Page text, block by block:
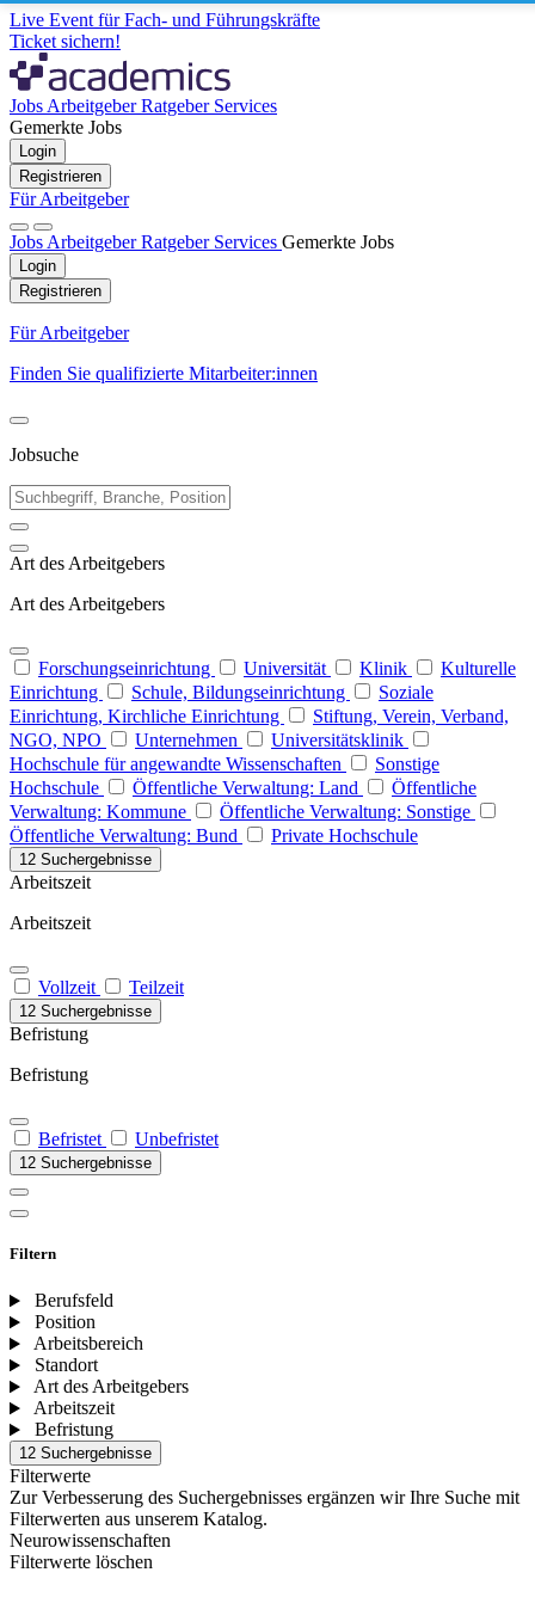
Live Event für Fach- und Führungskräfte
Ticket sichern!
Jobs ArbeitgeberRatgeber Services
Gemerkte Jobs
Login
Registrieren
Für Arbeitgeber
Jobs ArbeitgeberRatgeber Services Gemerkte Jobs
Login
Registrieren
Für Arbeitgeber
Finden Sie qualifizierte Mitarbeiter:innen
Jobsuche
Art des Arbeitgebers
Art des Arbeitgebers
Forschungseinrichtung Universität Klinik
Kulturelle
Einrichtung
Schule, Bildungseinrichtung
Soziale
Einrichtung, Kirchliche Einrichtung
Stiftung, Verein, Verband,
NGO, NPO
Unternehmen
Universitätsklinik
Hochschule für angewandte Wissenschaften
Sonstige
Hochschule
Öffentliche Verwaltung: Land
Öffentliche
Verwaltung: Kommune
Öffentliche Verwaltung: Sonstige
Öffentliche Verwaltung: Bund
Private Hochschule
12 Suchergebnisse
Arbeitszeit
Arbeitszeit
Vollzeit Teilzeit
12 Suchergebnisse
Befristung
Befristung
Befristet Unbefristet
12 Suchergebnisse
Filtern
Berufsfeld
Position
Arbeitsbereich
Standort
Art des Arbeitgebers
Arbeitszeit
Befristung
12 Suchergebnisse
Filterwerte
Zur Verbesserung des Suchergebnisses ergänzen wir Ihre Suche mit
Filterwerten aus unserem Katalog.
Neurowissenschaften
Filterwerte löschen